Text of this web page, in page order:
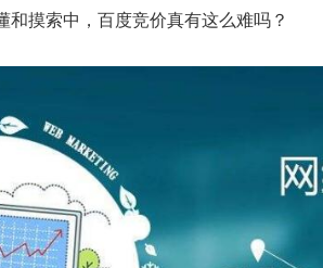
摸索中，百度竞价真有这么难吗？